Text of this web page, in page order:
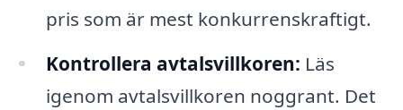
pris som är mest konkurrenskraftigt.
Kontrollera avtalsvillkoren: Läs
igenom avtalsvillkoren noggrant. Det